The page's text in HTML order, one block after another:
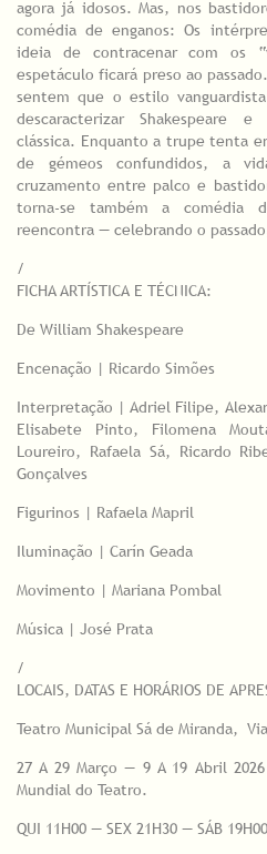
agora já idosos. Mas, nos
comédia de enganos: Os
ideia de contracenar com os
espetáculo ficará preso ao
sentem que o estilo
descaracterizar Shakespeare
clássica. Enquanto a trupe tenta
de gémeos confundidos, a
cruzamento entre palco e
torna-se também a comédia
reencontra — celebrando o
/
FICHA ARTÍSTICA E TÉCNICA:
De William Shakespeare
Encenação | Ricardo Simões
Interpretação | Adriel Filipe,
Elisabete Pinto, Filomena
Loureiro, Rafaela Sá, Ricardo
Gonçalves
Figurinos | Rafaela Mapril
Iluminação | Carín Geada
Movimento | Mariana Pombal
Música | José Prata
/
LOCAIS, DATAS E HORÁRIOS DE
Teatro Municipal Sá de Miranda,
27 A 29 Março — 9 A 19 Abril
Mundial do Teatro.
QUI 11H00 — SEX 21H30 — SÁB